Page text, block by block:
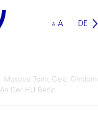
A A DE
Masoud Jami, Geb.
Der HU Berlin